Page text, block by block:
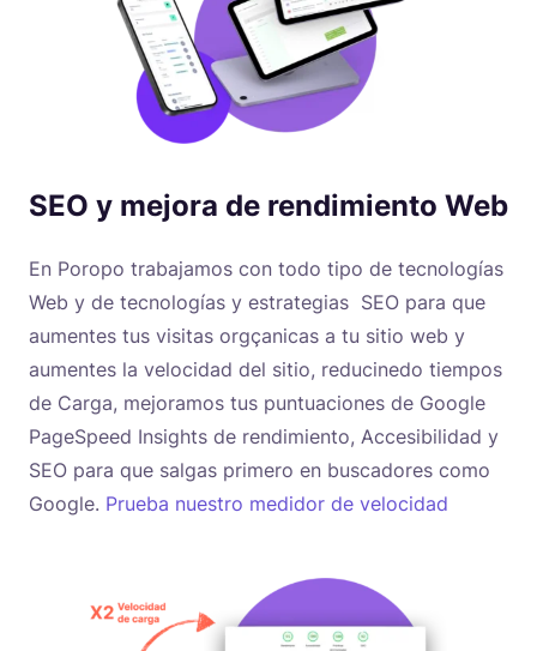
SEO y mejora de rendimiento Web
En Poropo trabajamos con todo tipo de tecnologías
Web y de tecnologías y estrategias SEO para que
aumentes tus visitas orgçanicas a tu sitio web y
aumentes la velocidad del sitio, reducinedo tiempos
de Carga, mejoramos tus puntuaciones de Google
PageSpeed Insights de rendimiento, Accesibilidad y
SEO para que salgas primero en buscadores como
Google. Prueba nuestro medidor de velocidad